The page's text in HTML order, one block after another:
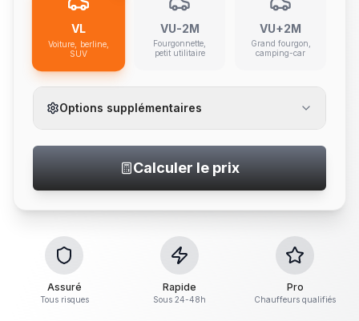
VL
Voiture, berline,
SUV
VU-2M
Fourgonnette,
petit utilitaire
VU+2M
Grand fourgon,
camping-car
Options supplémentaires
Calculer le prix
Assuré
Tous risques
Rapide
Sous 24-48h
Pro
Chauffeurs qualifiés